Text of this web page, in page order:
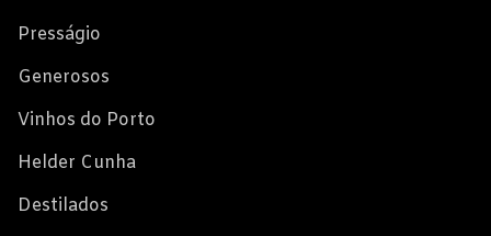
Presságio
Generosos
Vinhos do Porto
Helder Cunha
Destilados